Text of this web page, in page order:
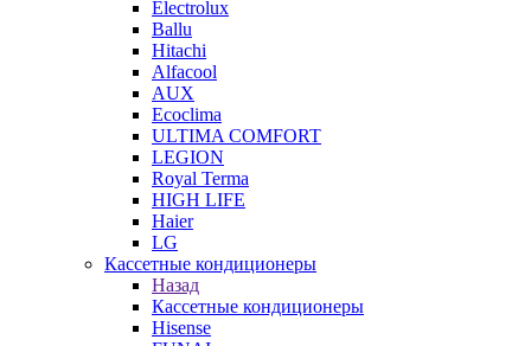
Electrolux
Ballu
Hitachi
Alfacool
AUX
Ecoclima
ULTIMA COMFORT
LEGION
Royal Terma
HIGH LIFE
Haier
LG
Кассетные кондиционеры
Назад
Кассетные кондиционеры
Hisense